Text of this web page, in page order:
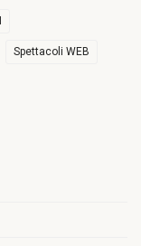
Spettacoli WEB